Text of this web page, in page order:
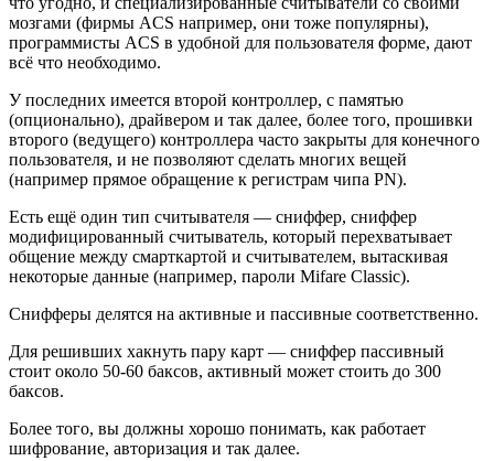
мозгами (фирмы ACS например, они тоже популярны),
программисты ACS в удобной для пользователя форме, дают
всё что необходимо.
У последних имеется второй контроллер, с памятью
(опционально), драйвером и так далее, более того, прошивки
второго (ведущего) контроллера часто закрыты для конечного
пользователя, и не позволяют сделать многих вещей
(например прямое обращение к регистрам чипа PN).
Есть ещё один тип считывателя — сниффер, сниффер
модифицированный считыватель, который перехватывает
общение между смарткартой и считывателем, вытаскивая
некоторые данные (например, пароли Mifare Classic).
Снифферы делятся на активные и пассивные соответственно.
Для решивших хакнуть пару карт — сниффер пассивный
стоит около 50-60 баксов, активный может стоить до 300
баксов.
Более того, вы должны хорошо понимать, как работает
шифрование, авторизация и так далее.